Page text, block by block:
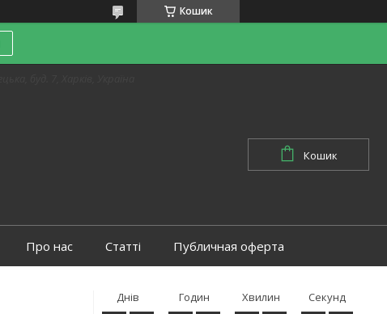
Кошик
Кошик
Про нас Статті Публичная оферта
Днів Годин Хвилин Секунд